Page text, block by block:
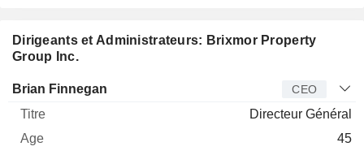
Dirigeants et Administrateurs: Brixmor Property
Group Inc.
Dirigeant Titre Age
Brian Finnegan CEO
Directeur Général
45